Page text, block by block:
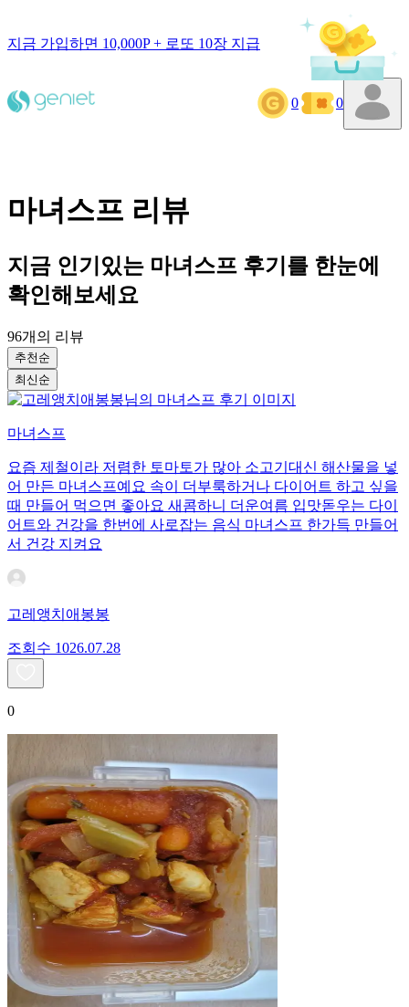
지금 가입하면 10,000P + 로또 10장 지급
0 0
마녀스프 리뷰
지금 인기있는 마녀스프 후기를 한눈에
확인해보세요
96개의 리뷰
추천순
최신순
마녀스프
요즘 제철이라 저렴한 토마토가 많아 소고기대신 해산물을 넣
어 만든 마녀스프예요 속이 더부룩하거나 다이어트 하고 싶을
때 만들어 먹으면 좋아요 새콤하니 더운여름 입맛돋우는 다이
어트와 건강을 한번에 사로잡는 음식 마녀스프 한가득 만들어
서 건강 지켜요
고레앵치애봉봉
조회수 1026.07.28
0